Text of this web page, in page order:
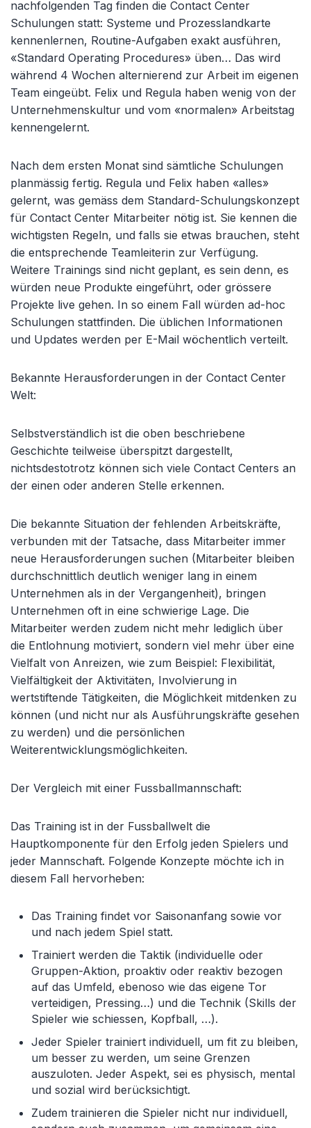
nachfolgenden Tag finden die Contact Center
Schulungen statt: Systeme und Prozesslandkarte
kennenlernen, Routine-Aufgaben exakt ausführen,
«Standard Operating Procedures» üben… Das wird
während 4 Wochen alternierend zur Arbeit im eigenen
Team eingeübt. Felix und Regula haben wenig von der
Unternehmenskultur und vom «normalen» Arbeitstag
kennengelernt.
Nach dem ersten Monat sind sämtliche Schulungen
planmässig fertig. Regula und Felix haben «alles»
gelernt, was gemäss dem Standard-Schulungskonzept
für Contact Center Mitarbeiter nötig ist. Sie kennen die
wichtigsten Regeln, und falls sie etwas brauchen, steht
die entsprechende Teamleiterin zur Verfügung.
Weitere Trainings sind nicht geplant, es sein denn, es
würden neue Produkte eingeführt, oder grössere
Projekte live gehen. In so einem Fall würden ad-hoc
Schulungen stattfinden. Die üblichen Informationen
und Updates werden per E-Mail wöchentlich verteilt.
Bekannte Herausforderungen in der Contact Center
Welt:
Selbstverständlich ist die oben beschriebene
Geschichte teilweise überspitzt dargestellt,
nichtsdestotrotz können sich viele Contact Centers an
der einen oder anderen Stelle erkennen.
Die bekannte Situation der fehlenden Arbeitskräfte,
verbunden mit der Tatsache, dass Mitarbeiter immer
neue Herausforderungen suchen (Mitarbeiter bleiben
durchschnittlich deutlich weniger lang in einem
Unternehmen als in der Vergangenheit), bringen
Unternehmen oft in eine schwierige Lage. Die
Mitarbeiter werden zudem nicht mehr lediglich über
die Entlohnung motiviert, sondern viel mehr über eine
Vielfalt von Anreizen, wie zum Beispiel: Flexibilität,
Vielfältigkeit der Aktivitäten, Involvierung in
wertstiftende Tätigkeiten, die Möglichkeit mitdenken zu
können (und nicht nur als Ausführungskräfte gesehen
zu werden) und die persönlichen
Weiterentwicklungsmöglichkeiten.
Der Vergleich mit einer Fussballmannschaft:
Das Training ist in der Fussballwelt die
Hauptkomponente für den Erfolg jeden Spielers und
jeder Mannschaft. Folgende Konzepte möchte ich in
diesem Fall hervorheben:
Das Training findet vor Saisonanfang sowie vor
und nach jedem Spiel statt.
Trainiert werden die Taktik (individuelle oder
Gruppen-Aktion, proaktiv oder reaktiv bezogen
auf das Umfeld, ebenoso wie das eigene Tor
verteidigen, Pressing…) und die Technik (Skills der
Spieler wie schiessen, Kopfball, …).
Jeder Spieler trainiert individuell, um fit zu bleiben,
um besser zu werden, um seine Grenzen
auszuloten. Jeder Aspekt, sei es physisch, mental
und sozial wird berücksichtigt.
Zudem trainieren die Spieler nicht nur individuell,